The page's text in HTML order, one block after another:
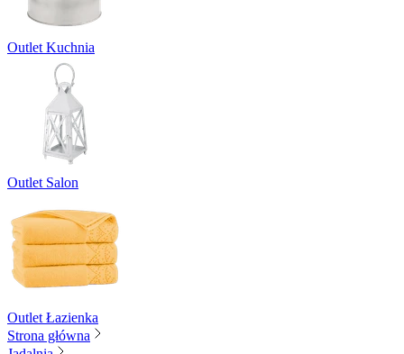
Outlet Kuchnia
Outlet Salon
Outlet Łazienka
Strona główna